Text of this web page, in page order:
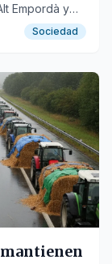
Empordà y
Sociedad